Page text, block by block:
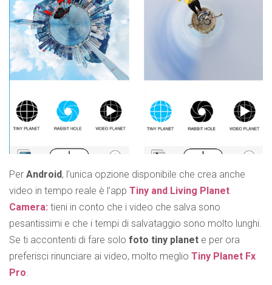
Per Android, l’unica opzione disponibile che crea anche
video in tempo reale è l’app Tiny and Living Planet
Camera: tieni in conto che i video che salva sono
pesantissimi e che i tempi di salvataggio sono molto lunghi.
Se ti accontenti di fare solo foto tiny planet e per ora
preferisci rinunciare ai video, molto meglio Tiny Planet Fx
Pro.